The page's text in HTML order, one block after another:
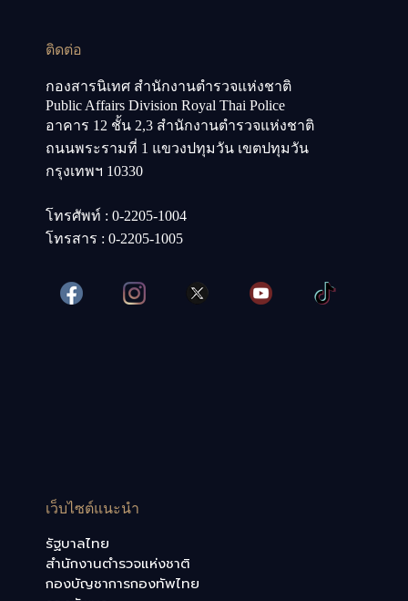
ติดต่อ
กองสารนิเทศ สำนักงานตำรวจแห่งชาติ
Public Affairs Division Royal Thai Police
อาคาร 12 ชั้น 2,3 สำนักงานตำรวจแห่งชาติ
ถนนพระรามที่ 1 แขวงปทุมวัน เขตปทุมวัน
กรุงเทพฯ 10330
โทรศัพท์ : 0-2205-1004
โทรสาร : 0-2205-1005
เว็บไซต์แนะนำ
รัฐบาลไทย
สำนักงานตำรวจแห่งชาติ
กองบัญชาการกองทัพไทย